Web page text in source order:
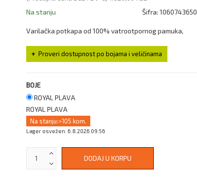
Na stanju
Šifra: 1060743650
Varilačka potkapa od 100% vatrootpornog pamuka,
Proveri dostupnost po bojama i veličinama
BOJE
ROYAL PLAVA
ROYAL PLAVA
Na stanju:>105 kom.
Lager osvežen: 6.8.2026 09:56